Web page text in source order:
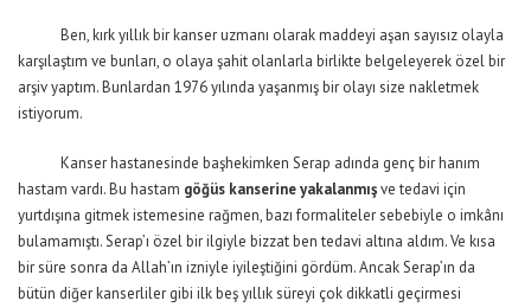
Ben, kırk yıllık bir kanser uzmanı olarak maddeyi aşan sayısız olayla
karşılaştım ve bunları, o olaya şahit olanlarla birlikte belgeleyerek özel bir
arşiv yaptım. Bunlardan 1976 yılında yaşanmış bir olayı size nakletmek
istiyorum.
Kanser hastanesinde başhekimken Serap adında genç bir hanım
hastam vardı. Bu hastam göğüs kanserine yakalanmışve tedavi için
yurtdışına gitmek istemesine rağmen, bazı formaliteler sebebiyle o imkânı
bulamamıştı. Serap’ı özel bir ilgiyle bizzat ben tedavi altına aldım. Ve kısa
bir süre sonra da Allah’ın izniyle iyileştiğini gördüm. Ancak Serap’ın da
bütün diğer kanserliler gibi ilk beş yıllık süreyi çok dikkatli geçirmesi